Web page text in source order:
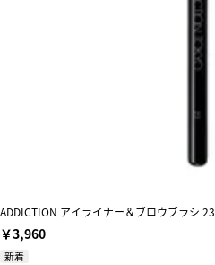
ADDICTION アイライナー＆ブロウブラシ 23
￥3,960
新着